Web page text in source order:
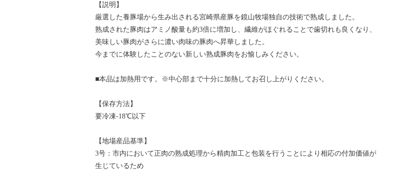
【説明】
厳選した養豚場から生み出される宮崎県産豚を鏡山牧場独自の技術で熟成しました。
熟成された豚肉はアミノ酸量も約3倍に増加し、繊維がほぐれることで歯切れも良くなり、
美味しい豚肉がさらに濃い肉味の豚肉へ昇華しました。
今までに体験したことのない新しい熟成豚肉をお愉しみください。
■本品は加熱用です。※中心部まで十分に加熱してお召し上がりください。
【保存方法】
要冷凍-18℃以下
【地場産品基準】
3号：市内において正肉の熟成処理から精肉加工と包装を行うことにより相応の付加価値が
生じているため